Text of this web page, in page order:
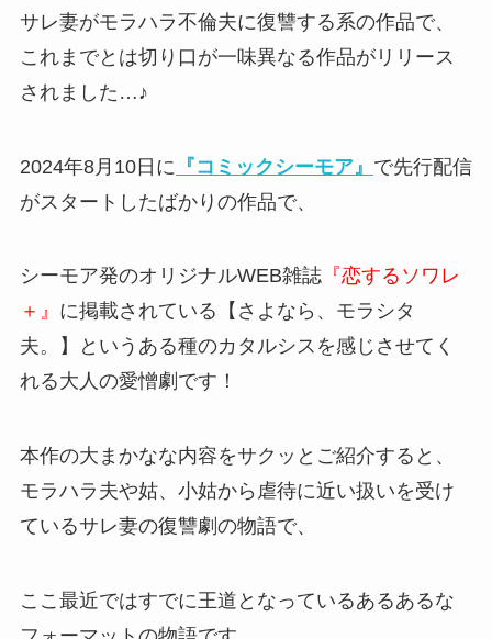
サレ妻がモラハラ不倫夫に復讐する系の作品で、
これまでとは切り口が一味異なる作品がリリース
されました…♪
2024年8月10日に 『コミックシーモア』 で先行配信
がスタートしたばかりの作品で、
シーモア発のオリジナルWEB雑誌『恋するソワレ
＋』 に掲載されている 【さよなら、モラシタ
夫。】
というある種のカタルシスを感じさせてく
れる大人の愛憎劇です！
本作の大まかなな内容をサクッとご紹介すると、
モラハラ夫や姑、小姑から虐待に近い扱いを受け
ているサレ妻の復讐劇の物語で、
ここ最近ではすでに王道 となっているあるあるな